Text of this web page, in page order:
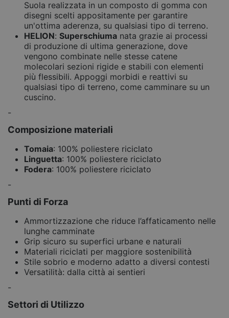
Suola realizzata in un composto di gomma con
disegni scelti appositamente per garantire
un'ottima aderenza, su qualsiasi tipo di terreno.
HELION: Superschiuma nata grazie ai processi
di produzione di ultima generazione, dove
vengono combinate nelle stesse catene
molecolari sezioni rigide e stabili con elementi
più flessibili. Appoggi morbidi e reattivi su
qualsiasi tipo di terreno, come camminare su un
cuscino.
-
Composizione materiali
Tomaia: 100% poliestere riciclato
Linguetta: 100% poliestere riciclato
Fodera: 100% poliestere riciclato
-
Punti di Forza
Ammortizzazione che riduce l’affaticamento nelle
lunghe camminate
Grip sicuro su superfici urbane e naturali
Materiali riciclati per maggiore sostenibilità
Stile sobrio e moderno adatto a diversi contesti
Versatilità: dalla città ai sentieri
-
Settori di Utilizzo